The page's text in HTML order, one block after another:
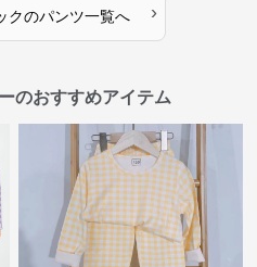
クのパンツ一覧へ ›
のおすすめアイテム